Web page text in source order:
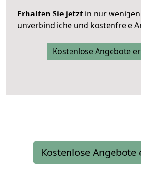
Erhalten Sie jetzt in nur
unverbindliche und kostenfreie
Kostenlose Angebote
Kostenlose Angebote